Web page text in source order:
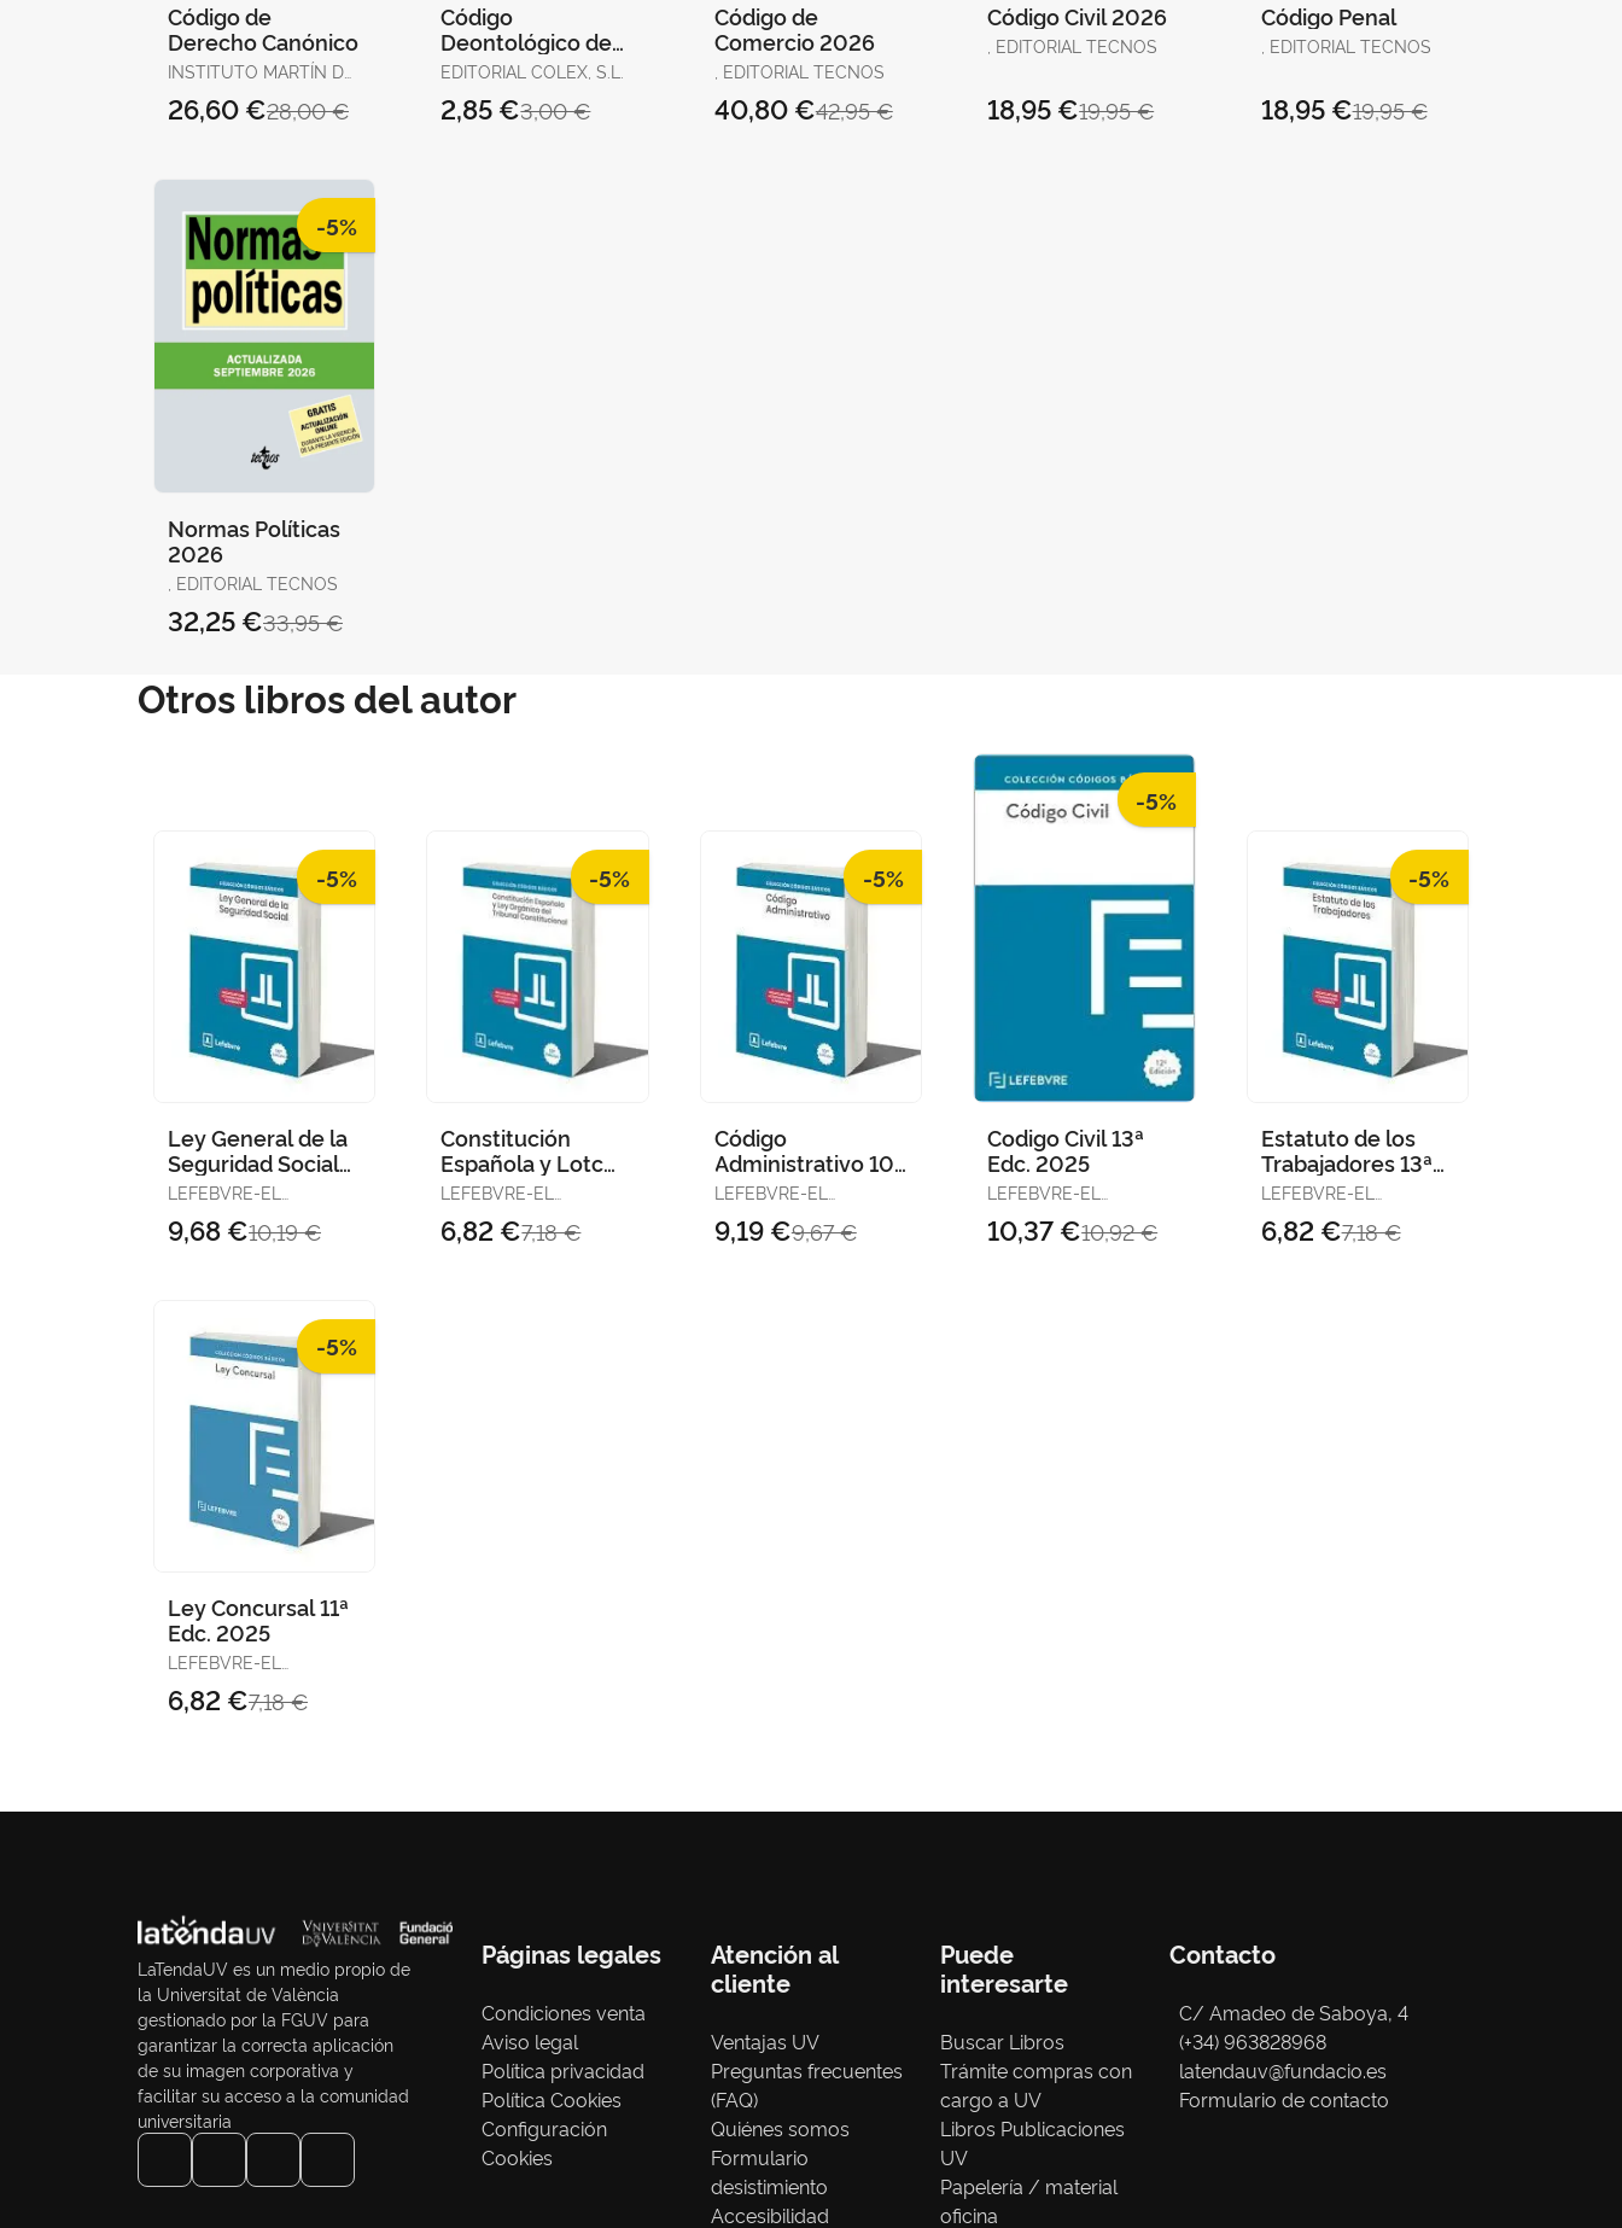
Código de
Derecho Canónico
INSTITUTO MARTÍN DE
28,00 €
26,60 €
Código
Deontológico de
la Abogacía
EDITORIAL COLEX, S.L.
3,00 €
2,85 €
Código de
Comercio 2026
, EDITORIAL TECNOS
42,95 €
40,80 €
Código Civil 2026
, EDITORIAL TECNOS
19,95 €
18,95 €
Código Penal
, EDITORIAL TECNOS
19,95 €
18,95 €
-5%
Normas Políticas
2026
, EDITORIAL TECNOS
33,95 €
32,25 €
Otros libros del autor
-5%
Ley General de la
Seguridad Social
14ª Edc. 2025
LEFEBVRE-EL
10,19 €
9,68 €
-5%
Constitución
Española y Lotc
13ª Edc. 2025
LEFEBVRE-EL
7,18 €
6,82 €
-5%
Código
Administrativo 10ª
Edc. 2025
LEFEBVRE-EL
9,67 €
9,19 €
-5%
Codigo Civil 13ª
Edc. 2025
LEFEBVRE-EL
10,92 €
10,37 €
-5%
Estatuto de los
Trabajadores 13ª
Edc. 2025
LEFEBVRE-EL
7,18 €
6,82 €
-5%
Ley Concursal 11ª
Edc. 2025
LEFEBVRE-EL
7,18 €
6,82 €
LaTendaUV es un medio propio de
la Universitat de València
gestionado por la FGUV para
garantizar la correcta aplicación
de su imagen corporativa y
facilitar su acceso a la comunidad
universitaria
Páginas legales
Condiciones venta
Aviso legal
Política privacidad
Política Cookies
Configuración
Cookies
Atención al
cliente
Ventajas UV
Preguntas frecuentes
(FAQ)
Quiénes somos
Formulario
desistimiento
Accesibilidad
Puede
interesarte
Buscar Libros
Trámite compras con
cargo a UV
Libros Publicaciones
UV
Papelería / material
oficina
Contacto
C/ Amadeo de Saboya, 4
(+34) 963828968
latendauv@fundacio.es
Formulario de contacto